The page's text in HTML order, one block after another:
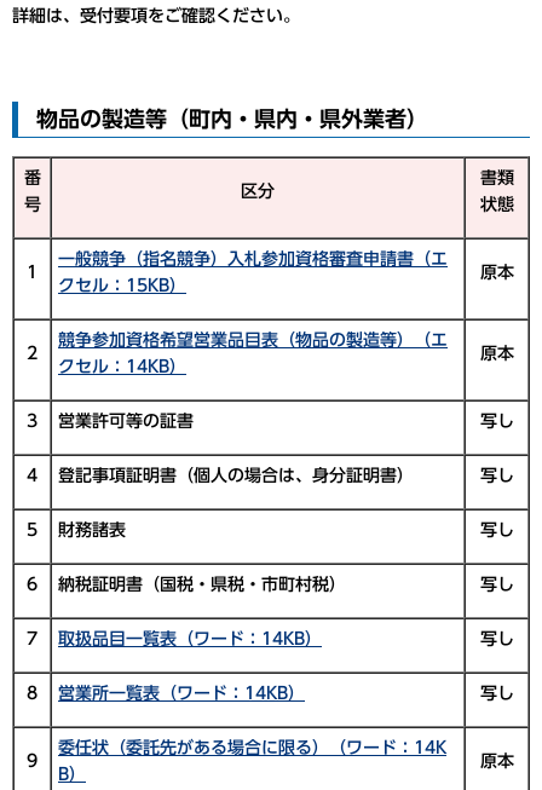
詳細は、受付要項をご確認ください。
物品の製造等（町内・県内・県外業者）
番
号
区分
書類
状態
1
一般競争（指名競争）入札参加資格審査申請書（エ
クセル：15KB）
原本
2
競争参加資格希望営業品目表（物品の製造等）（エ
クセル：14KB）
原本
3 営業許可等の証書 写し
4 登記事項証明書（個人の場合は、身分証明書） 写し
5 財務諸表 写し
6 納税証明書（国税・県税・市町村税） 写し
7 取扱品目一覧表（ワード：14KB） 写し
8 営業所一覧表（ワード：14KB） 写し
9
委任状（委託先がある場合に限る）（ワード：14K
B）
原本